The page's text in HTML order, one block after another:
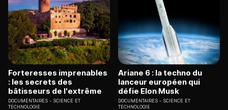
Forteresses imprenables
: les secrets des
bâtisseurs de l'extrême
DOCUMENTAIRES
SCIENCE ET
TECHNOLOGIE
Ariane 6 : la techno du
lanceur européen qui
défie Elon Musk
DOCUMENTAIRES
SCIENCE ET
TECHNOLOGIE